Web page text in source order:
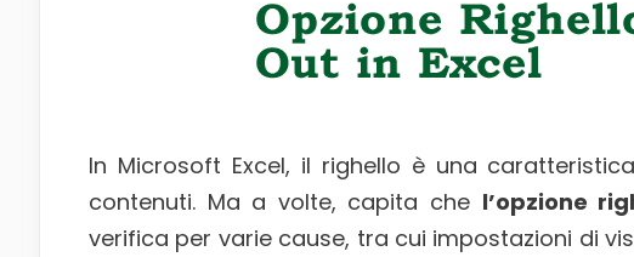
In Microsoft Excel, il righello è una
contenuti. Ma a volte, capita che l’opzione
verifica per varie cause, tra cui impostazioni di